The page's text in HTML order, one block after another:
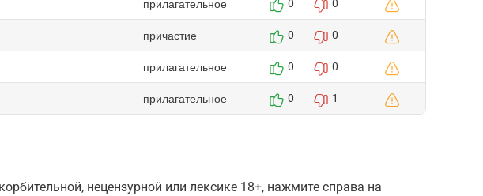
прилагательное 0 0
причастие 0 0
прилагательное 0 0
прилагательное 0 1
нецензурной или лексике 18+, нажмите справа на